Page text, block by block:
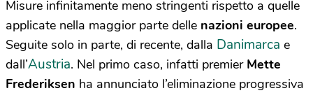
Misure infinitamente meno stringenti rispetto a quelle
applicate nella maggior parte delle nazioni europee.
Seguite solo in parte, di recente, dalla Danimarca e
dall’Austria. Nel primo caso, infatti premier Mette
Frederiksen ha annunciato l’eliminazione progressiva